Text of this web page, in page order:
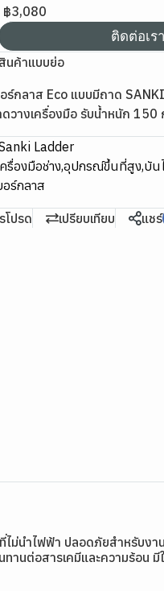
฿3,080
ติดต่อเรา
นค้าแบบย่อ
อร์กลาส Eco แบบมีถาด
วางเครื่องมือ รับน้ำหนัก 150
Ladder
รื่องมือช่าง,อุปกรณ์ขึ้นที่สูง,บัน
อร์กลาส
โปรด เปรียบเทียบ แชร์
ม่นำไฟฟ้า ปลอดภัยสำหรับง
านต่อสารเคมีและความร้อน